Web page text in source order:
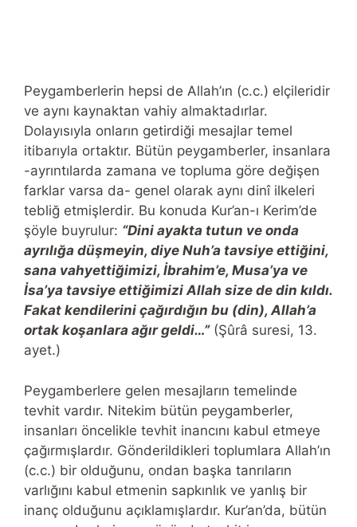
Peygamberlerin hepsi de Allah’ın (c.c.) elçileridir
ve aynı kaynaktan vahiy almaktadırlar.
Dolayısıyla onların getirdiği mesajlar temel
itibarıyla ortaktır. Bütün peygamberler, insanlara
-ayrıntılarda zamana ve topluma göre değişen
farklar varsa da- genel olarak aynı dinî ilkeleri
tebliğ etmişlerdir. Bu konuda Kur’an-ı Kerim’de
şöyle buyrulur: “Dini ayakta tutun ve onda
ayrılığa düşmeyin, diye Nuh’a tavsiye ettiğini,
sana vahyettiğimizi, İbrahim’e, Musa’ya ve
İsa’ya tavsiye ettiğimizi Allah size de din kıldı.
Fakat kendilerini çağırdığın bu (din), Allah’a
ortak koşanlara ağır geldi…”(Şûrâ suresi, 13.
ayet.)
Peygamberlere gelen mesajların temelinde
tevhit vardır. Nitekim bütün peygamberler,
insanları öncelikle tevhit inancını kabul etmeye
çağırmışlardır. Gönderildikleri toplumlara Allah’ın
(c.c.) bir olduğunu, ondan başka tanrıların
varlığını kabul etmenin sapkınlık ve yanlış bir
inanç olduğunu açıklamışlardır. Kur’an’da, bütün